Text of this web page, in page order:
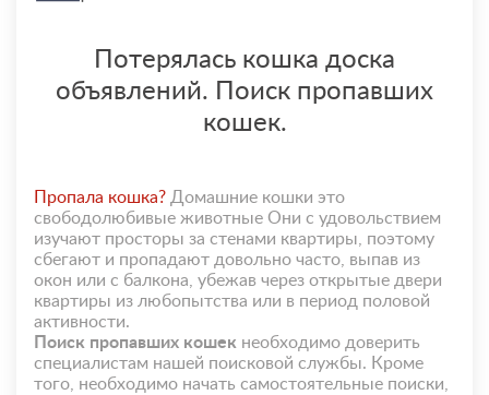
Потерялась кошка доска
объявлений. Поиск пропавших
кошек.
Пропала кошка? Домашние кошки это
свободолюбивые животные Они с удовольствием
изучают просторы за стенами квартиры, поэтому
сбегают и пропадают довольно часто, выпав из
окон или с балкона, убежав через открытые двери
квартиры из любопытства или в период половой
активности.
Поиск пропавших кошек необходимо доверить
специалистам нашей поисковой службы. Кроме
того, необходимо начать самостоятельные поиски,